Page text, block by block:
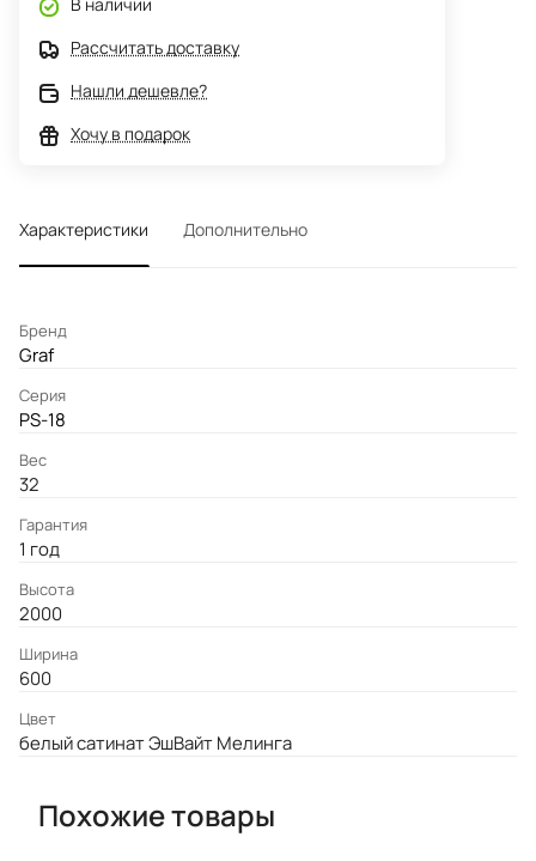
В наличии
Рассчитать доставку
Нашли дешевле?
Хочу в подарок
Характеристики Дополнительно
Бренд
Graf
Серия
PS-18
Вес
32
Гарантия
1 год
Высота
2000
Ширина
600
Цвет
белый сатинат ЭшВайт Мелинга
Похожие товары